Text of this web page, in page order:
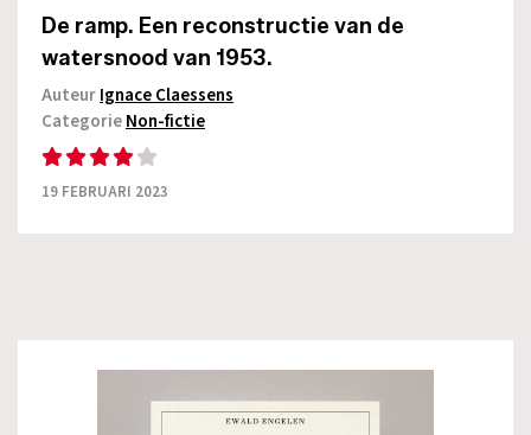
De ramp. Een reconstructie van de
watersnood van 1953.
AuteurIgnace Claessens
CategorieNon-fictie
19 FEBRUARI 2023